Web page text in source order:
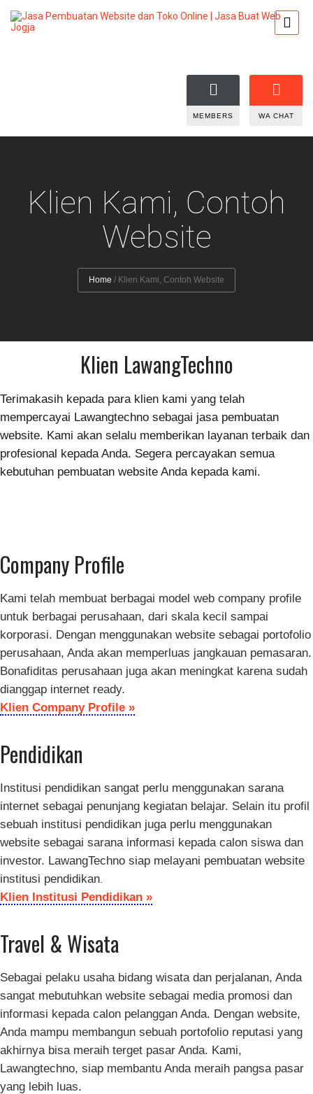
MEMBERS WA CHAT
Klien Kami, Contoh
Website
Home / Klien Kami, Contoh Website
Klien LawangTechno
Terimakasih kepada para klien kami yang telah
mempercayai Lawangtechno sebagai jasa pembuatan
website. Kami akan selalu memberikan layanan terbaik dan
profesional kepada Anda. Segera percayakan semua
kebutuhan pembuatan website Anda kepada kami.
Company Profile
Kami telah membuat berbagai model web company profile
untuk berbagai perusahaan, dari skala kecil sampai
korporasi. Dengan menggunakan website sebagai portofolio
perusahaan, Anda akan memperluas jangkauan pemasaran.
Bonafiditas perusahaan juga akan meningkat karena sudah
dianggap internet ready.
Klien Company Profile »
Pendidikan
Institusi pendidikan sangat perlu menggunakan sarana
internet sebagai penunjang kegiatan belajar. Selain itu profil
sebuah institusi pendidikan juga perlu menggunakan
website sebagai sarana informasi kepada calon siswa dan
investor. LawangTechno siap melayani pembuatan website
institusi pendidikan
Klien Institusi Pendidikan »
Travel & Wisata
Sebagai pelaku usaha bidang wisata dan perjalanan, Anda
sangat mebutuhkan website sebagai media promosi dan
informasi kepada calon pelanggan Anda. Dengan website,
Anda mampu membangun sebuah portofolio reputasi yang
akhirnya bisa meraih terget pasar Anda. Kami,
Lawangtechno, siap membantu Anda meraih pangsa pasar
yang lebih luas.